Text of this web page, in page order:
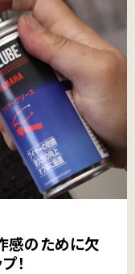
感のために欠
！